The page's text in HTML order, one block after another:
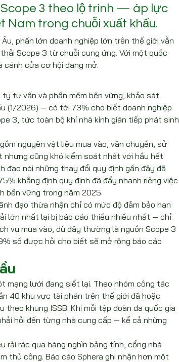
3 theo lộ trình — áp lực
Nam trong chuỗi xuất khẩu.
phần lớn doanh nghiệp lớn trên thế giới vẫn
Scope 3 từ chuỗi cung ứng. Với một quốc
cánh cửa cơ hội đang mở.
tư vấn và phần mềm bền vững, khảo sát
(1/2026) — có tới 73% cho biết doanh nghiệp
3, tức toàn bộ khí nhà kính gián tiếp phát sinh
nguyên vật liệu mua vào, vận chuyển, sử
cũng khó kiểm soát nhất với hầu hết
đạo nói những thay đổi quy định gần đây đã
khẳng định quy định đã đẩy nhanh riêng việc
bền vững trong năm 2025.
đạo thừa nhận chỉ có mức độ đảm bảo hạn
lớn nhất lại bị báo cáo thiếu nhiều nhất — chỉ
vụ mua vào, dù đây thường là nguồn Scope 3
số được hỏi cho biết sẽ mở rộng báo cáo
mạng lưới đang siết lại. Theo nhóm công tác
40 khu vực tài phán trên thế giới đã hoặc
khung ISSB. Khi mỗi tập đoàn đa quốc gia
hỏi đến từng nhà cung cấp — kể cả những
rải rác qua hàng nghìn bảng tính, cổng nhà
thủ công. Báo cáo Sphera ghi nhận hơn một